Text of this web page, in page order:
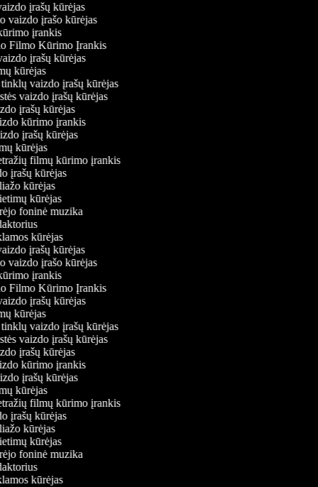
įrašų kūrėjas
vaizdo įrašo kūrėjas
įrankis
Filmo Kūrimo Įrankis
įrašų kūrėjas
kūrėjas
tinklų vaizdo įrašų kūrėjas
vaizdo įrašų kūrėjas
įrašų kūrėjas
kūrimo įrankis
įrašų kūrėjas
kūrėjas
filmų kūrimo įrankis
įrašų kūrėjas
kūrėjas
kūrėjas
foninė muzika
kūrėjas
įrašų kūrėjas
vaizdo įrašo kūrėjas
įrankis
Filmo Kūrimo Įrankis
įrašų kūrėjas
kūrėjas
tinklų vaizdo įrašų kūrėjas
vaizdo įrašų kūrėjas
įrašų kūrėjas
kūrimo įrankis
įrašų kūrėjas
kūrėjas
filmų kūrimo įrankis
įrašų kūrėjas
kūrėjas
kūrėjas
foninė muzika
kūrėjas